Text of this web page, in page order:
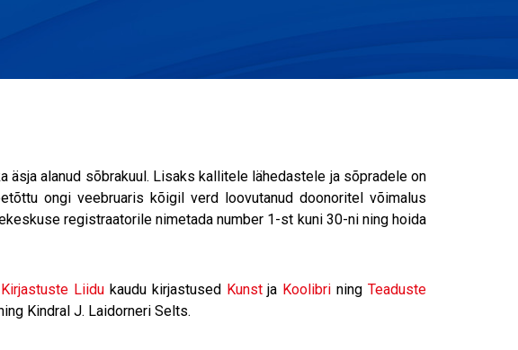
alanud sõbrakuul. Lisaks kallitele lähedastele ja sõpradele on
ongi veebruaris kõigil verd loovutanud doonoritel võimalus
registraatorile nimetada number 1-st kuni 30-ni ning hoida
Liidu kaudu kirjastused Kunstja Koolibri ning Teaduste
Kindral J. Laidorneri Selts.